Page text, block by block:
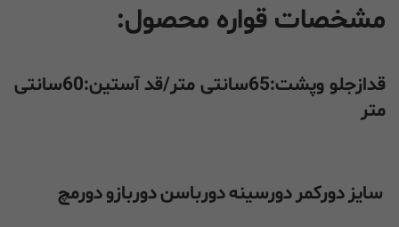
مشخصات قواره محصول:
قدازجلو وپشت:65سانتی متر/قد آستین:60سانتی
متر
سایزدورکمردورسینهدورباسندوربازودورمچ